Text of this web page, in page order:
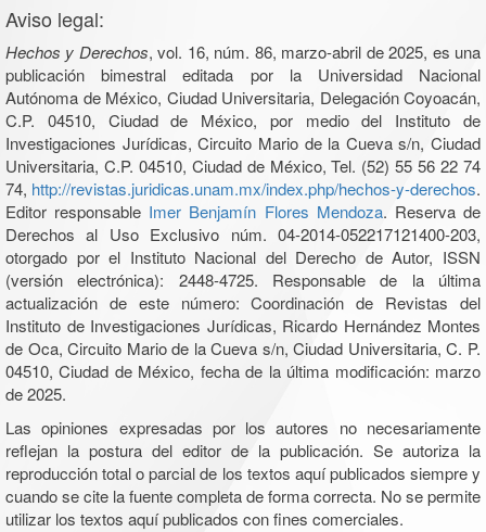
Aviso legal:
Hechos y Derechos, vol. 16, núm. 86, marzo-abril de 2025, es una
publicación bimestral editada por la Universidad Nacional
Autónoma de México, Ciudad Universitaria, Delegación Coyoacán,
C.P. 04510, Ciudad de México, por medio del Instituto de
Investigaciones Jurídicas, Circuito Mario de la Cueva s/n, Ciudad
Universitaria, C.P. 04510, Ciudad de México, Tel. (52) 55 56 22 74
74, http://revistas.juridicas.unam.mx/index.php/hechos-y-derechos.
Editor responsable Imer Benjamín Flores Mendoza. Reserva de
Derechos al Uso Exclusivo núm. 04-2014-052217121400-203,
otorgado por el Instituto Nacional del Derecho de Autor, ISSN
(versión electrónica): 2448-4725. Responsable de la última
actualización de este número: Coordinación de Revistas del
Instituto de Investigaciones Jurídicas, Ricardo Hernández Montes
de Oca, Circuito Mario de la Cueva s/n, Ciudad Universitaria, C. P.
04510, Ciudad de México, fecha de la última modificación: marzo
de 2025.
Las opiniones expresadas por los autores no necesariamente
reflejan la postura del editor de la publicación. Se autoriza la
reproducción total o parcial de los textos aquí publicados siempre y
cuando se cite la fuente completa de forma correcta. No se permite
utilizar los textos aquí publicados con fines comerciales.